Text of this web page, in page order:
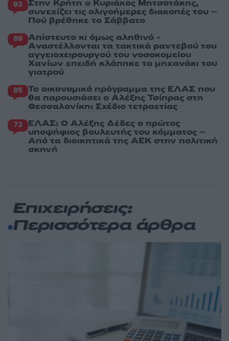
93 Στην Κρήτη ο Κυριάκος Μητσοτάκης,
συνεχίζει τις ολιγοήμερες διακοπές του –
Πού βρέθηκε το Σάββατο
89 Απίστευτο κι όμως αληθινό -
Aναστέλλονται τα τακτικά ραντεβού του
αγγειοχειρουργού του νοσοκομείου
Χανίων επειδή κλάπηκε το μηχανάκι του
γιατρού
85 Το οικονομικό πρόγραμμα της ΕΛΑΣ που
θα παρουσιάσει ο Αλέξης Τσίπρας στη
Θεσσαλονίκη: Σχέδιο τετραετίας
73 ΕΛΑΣ: Ο Αλέξης Δέδες ο πρώτος
υποψήφιος βουλευτής του κόμματος –
Από τα διοικητικά της ΑΕΚ στην πολιτική
σκηνή
Επιχειρήσεις:
Περισσότερα άρθρα